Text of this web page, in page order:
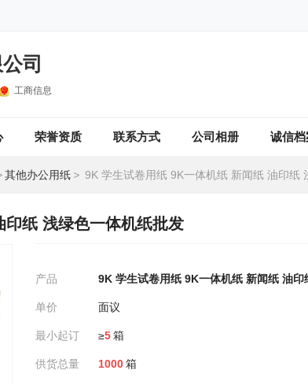
司
工商信息
荣誉资质 联系方式 公司相册 诚信档
其他办公用纸 > 9K 学生试卷用纸 9K一体机纸 新闻纸 油印纸
纸 浅绿色一体机纸批发
产品 9K 学生试卷用纸 9K一体机纸 新闻纸 油
单价 面议
最小起订 ≥5箱
供货总量 1000箱